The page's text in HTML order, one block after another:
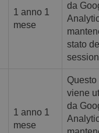
1 anno 1
mese
da
stato
1 anno 1
mese
viene
da